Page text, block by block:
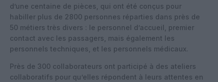
d’une centaine de pièces, qui ont été conçus pour
habiller plus de 2800 personnes réparties dans près de
50 métiers très divers : le personnel d’accueil, premier
contact avec les passagers, mais également les
personnels techniques, et les personnels médicaux.
Près de 300 collaborateurs ont participé à des ateliers
collaboratifs pour qu’elles répondent à leurs attentes en